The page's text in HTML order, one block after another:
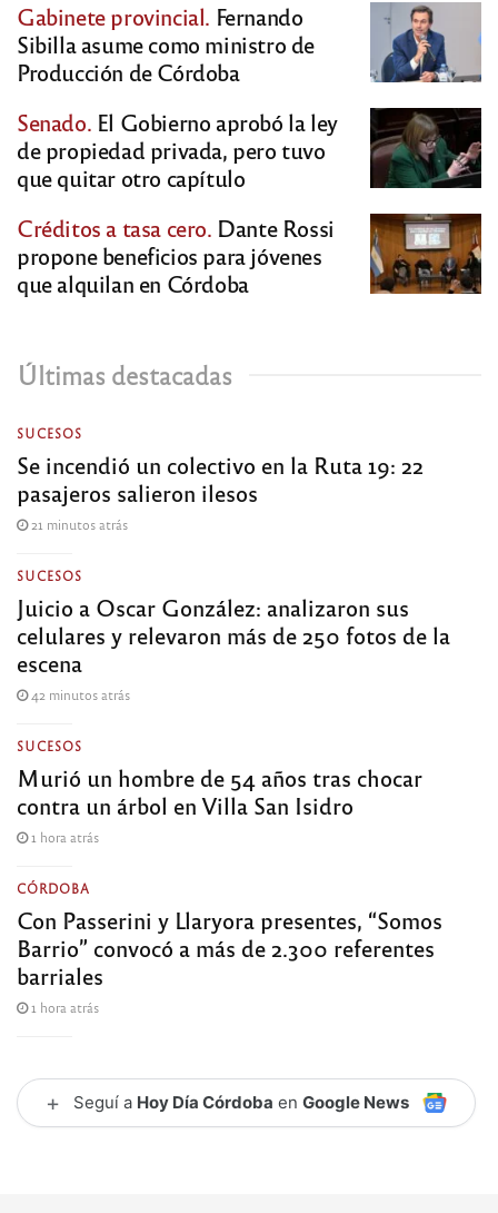
Gabinete provincial. Fernando
Sibilla asume como ministro de
Producción de Córdoba
Senado. El Gobierno aprobó la ley
de propiedad privada, pero tuvo
que quitar otro capítulo
Créditos a tasa cero. Dante Rossi
propone beneficios para jóvenes
que alquilan en Córdoba
Últimas destacadas
SUCESOS
Se incendió un colectivo en la Ruta 19: 22
pasajeros salieron ilesos
21 minutos atrás
SUCESOS
Juicio a Oscar González: analizaron sus
celulares y relevaron más de 250 fotos de la
escena
42 minutos atrás
SUCESOS
Murió un hombre de 54 años tras chocar
contra un árbol en Villa San Isidro
1 hora atrás
CÓRDOBA
Con Passerini y Llaryora presentes, “Somos
Barrio” convocó a más de 2.300 referentes
barriales
1 hora atrás
+ Seguí a Hoy Día Córdoba en Google News